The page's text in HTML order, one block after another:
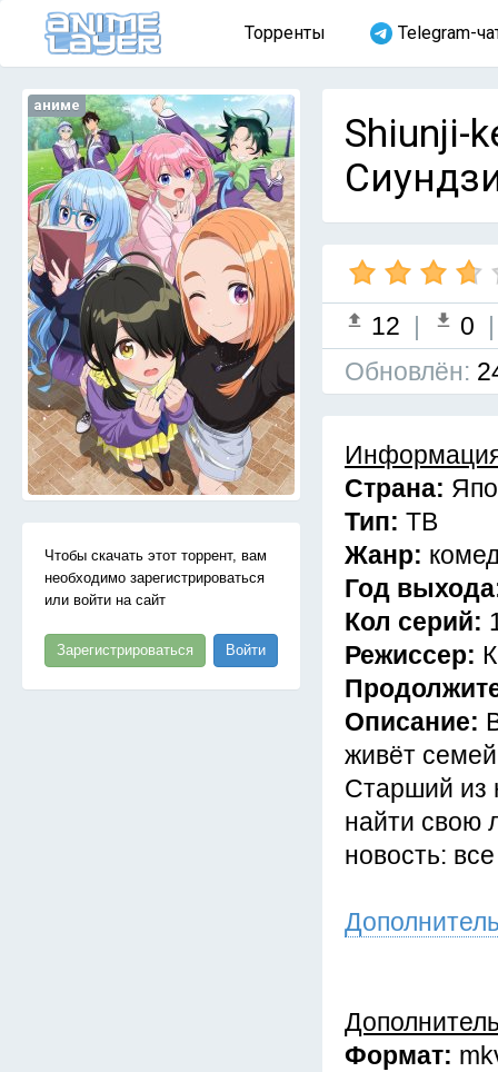
Торренты Telegram-
аниме
Чтобы скачать этот торрент, вам
необходимо зарегистрироваться
или войти на сайт
Зарегистрироваться Войти
Shiunji-
12 | 0
Обновлён:
Страна:
Тип: ТВ
Жанр:
Год
Кол серий:
Режиссер:
Описание:
живёт
Старший из
найти свою
новость:
Формат: